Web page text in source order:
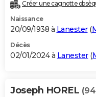
Créer une cagnotte
Naissance
20/09/1938 à Lanester(
Décès
02/01/2024 à Lanester(
Joseph HOREL